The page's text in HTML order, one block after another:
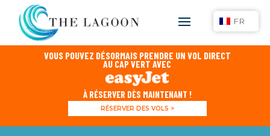
VOUS POUVEZ DÉSORMAIS PRENDRE UN VOL DIRECT
AU CAP VERT AVEC
À RÉSERVER DÈS MAINTENANT !
RÉSERVER DES VOLS >
FR